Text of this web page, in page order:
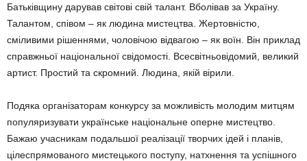
Батьківщину дарував світові свій талант. Вболівав за Україну.
Талантом, співом – як людина мистецтва. Жертовністю,
сміливими рішеннями, чоловічою відвагою – як воїн. Він приклад
справжньої національної свідомості. Всесвітньовідомий, великий
артист. Простий та скромний. Людина, якій вірили.
Подяка організаторам конкурсу за можливість молодим митцям
популяризувати українське національне оперне мистецтво.
Бажаю учасникам подальшої реалізації творчих ідей і планів,
цілеспрямованого мистецького поступу, натхнення та успішного